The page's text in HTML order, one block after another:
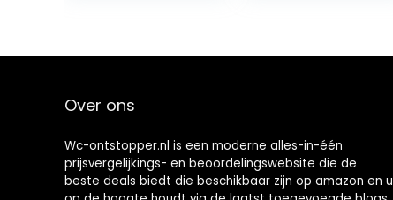
Afvoer Toilet
Badkamer,
Over ons
Wc-ontstopper.nl is een moderne alles-in-één
prijsvergelijkings- en beoordelingswebsite die de
beste deals biedt die beschikbaar zijn op amazon en u